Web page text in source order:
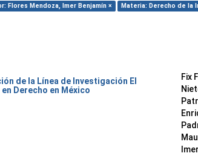
Flores Mendoza, Imer Benjamín × Materia: Derecho de la
de la Línea de Investigación El
Derecho en México
Fix